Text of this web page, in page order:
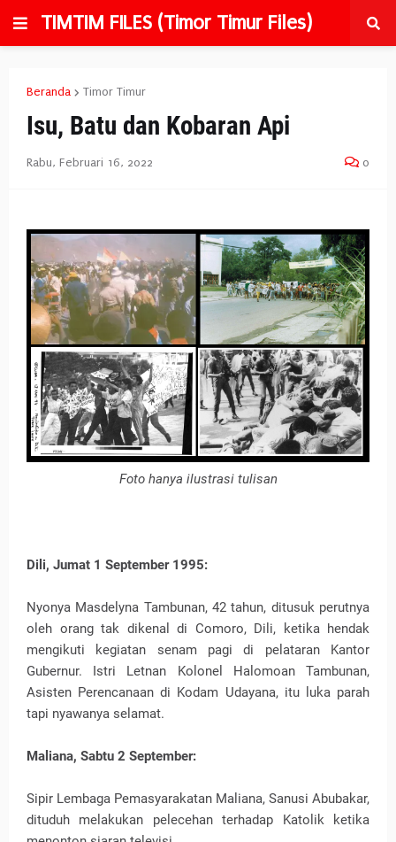
TIMTIM FILES (Timor Timur Files)
Beranda Timor Timur
Isu, Batu dan Kobaran Api
Rabu, Februari 16, 2022 0
Foto hanya ilustrasi tulisan
Dili, Jumat 1 September 1995:
Nyonya Masdelyna Tambunan, 42 tahun, ditusuk perutnya
oleh orang tak dikenal di Comoro, Dili, ketika hendak
mengikuti kegiatan senam pagi di pelataran Kantor
Gubernur. Istri Letnan Kolonel Halomoan Tambunan,
Asisten Perencanaan di Kodam Udayana, itu luka parah
tapi nyawanya selamat.
Maliana, Sabtu 2 September:
Sipir Lembaga Pemasyarakatan Maliana, Sanusi Abubakar,
dituduh melakukan pelecehan terhadap Katolik ketika